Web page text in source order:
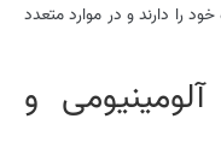
را دارند و در موارد متعدد
و